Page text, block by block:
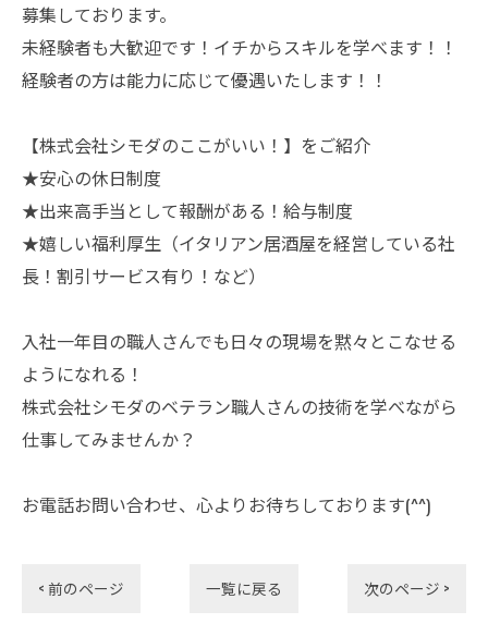
募集しております。
未経験者も大歓迎です！イチからスキルを学べます！！
経験者の方は能力に応じて優遇いたします！！
【株式会社シモダのここがいい！】をご紹介
★安心の休日制度
★出来高手当として報酬がある！給与制度
★嬉しい福利厚生（イタリアン居酒屋を経営している社
長！割引サービス有り！など）
入社一年目の職人さんでも日々の現場を黙々とこなせる
ようになれる！
株式会社シモダのベテラン職人さんの技術を学べながら
仕事してみませんか？
お電話お問い合わせ、心よりお待ちしております(^^)
< 前のページ 一覧に戻る 次のページ >